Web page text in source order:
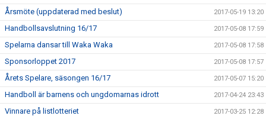
Årsmöte (uppdaterad med beslut) 2017-05-19 13:20
Handbollsavslutning 16/17 2017-05-08 17:59
Spelarna dansar till Waka Waka 2017-05-08 17:58
Sponsorloppet 2017 2017-05-08 17:57
Årets Spelare, säsongen 16/17 2017-05-07 15:20
Handboll är barnens och ungdomarnas idrott 2017-04-24 23:43
Vinnare på listlotteriet 2017-03-25 12:28